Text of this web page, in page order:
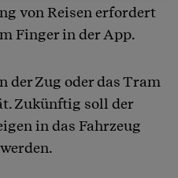
von Reisen erfordert
Finger in der App.
der Zug oder das Tram
Zukünftig soll der
in das Fahrzeug